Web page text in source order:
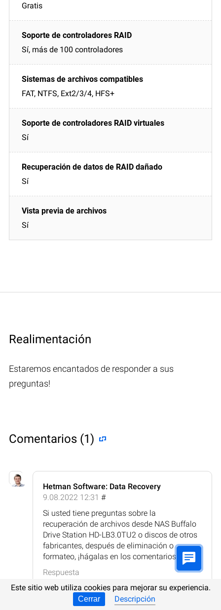
Gratis
Sí, más de 100 controladores
FAT, NTFS, Ext2/3/4, HFS+
Sí
Sí
Sí
Realimentación
Estaremos encantados de responder a sus
preguntas!
Comentarios (1)
Hetman Software: Data Recovery
9.08.2022 12:31 #
Si usted tiene preguntas sobre la
recuperación de archivos desde NAS Buffalo
Drive Station HD-LB3.0TU2 o discos de otros
fabricantes, después de eliminación o
formateo, ¡hágalas en los comentarios!
Respuesta
Este sitio web utiliza cookies para mejorar su experiencia.
Cerrar Descripción